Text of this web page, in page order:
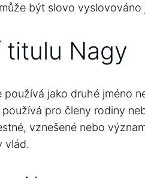
být slovo vyslovováno
titulu Nagy
jako druhé jméno
pro členy rodiny
vznešené nebo
vlád.